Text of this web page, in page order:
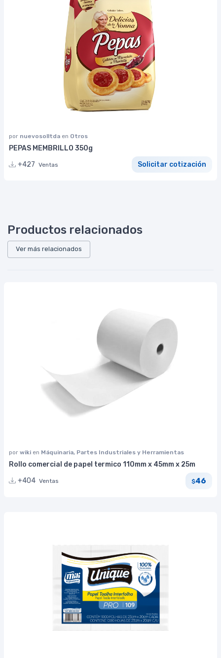
por nuevosolltda en Otros
PEPAS MEMBRILLO 350g
+427 Ventas Solicitar cotización
Productos relacionados
Ver más relacionados
por wiki en Máquinaria, Partes Industriales y Herramientas
Rollo comercial de papel termico 110mm x 45mm x 25m
+404 Ventas $46